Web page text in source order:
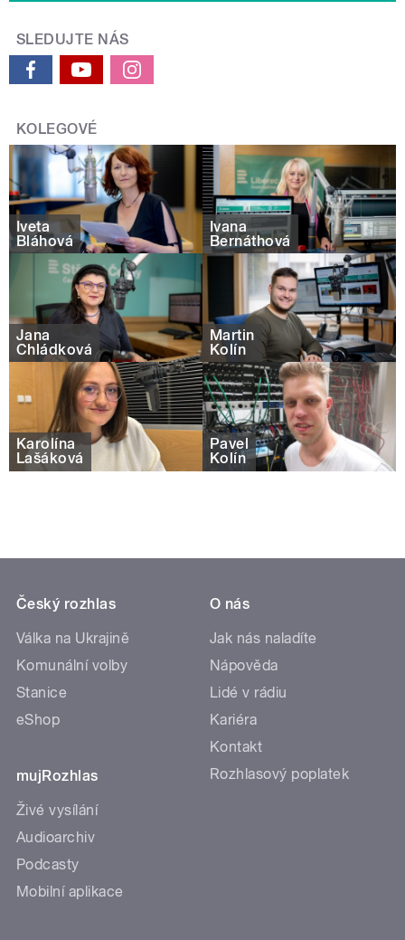
SLEDUJTE NÁS
KOLEGOVÉ
Iveta
Bláhová
Ivana
Bernáthová
Jana
Chládková
Martin
Kolín
Karolína
Lašáková
Pavel
Kolín
Český rozhlas
Válka na Ukrajině
Komunální volby
Stanice
eShop
mujRozhlas
Živé vysílání
Audioarchiv
Podcasty
Mobilní aplikace
O nás
Jak nás naladíte
Nápověda
Lidé v rádiu
Kariéra
Kontakt
Rozhlasový poplatek